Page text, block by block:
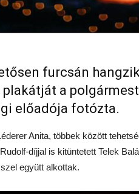
furcsán
a
előadója fotózta.
Anita, többek között
díjjal is kitüntetett Telek
együtt alkottak.